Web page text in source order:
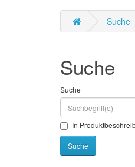
Suche
Suche
Suche
In